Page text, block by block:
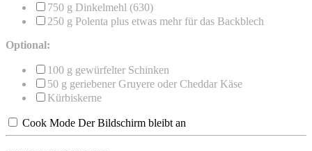
750 g Dinkelmehl (630)
250 g Polenta plus etwas mehr für das Backblech
Optional:
100 g gewürfelter Schinken
50 g geriebener Gruyere oder Cheddar Käse
Kürbiskerne
Cook Mode Der Bildschirm bleibt an